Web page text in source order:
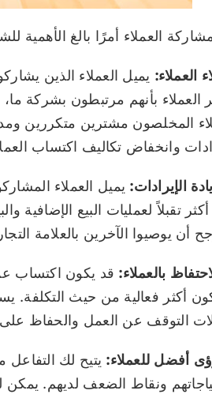
العملاء أمرًا بالغ الأهمية
يميل العملاء الذين
العملاء بأنهم مرتبطون بشركة
المخلصون مشترين متكررين
وانخفاض تكاليف اكتساب
يميل العملاء
أكثر تقبلاً لعمليات البيع
أن يوصيوا الآخرين بالعلامة
قد يكون اكتساب
أكثر فعالية من حيث التكلفة.
التوقف عن العمل والحفاظ على
يتيح لك
ونقاط الضعف لديهم. يمكن